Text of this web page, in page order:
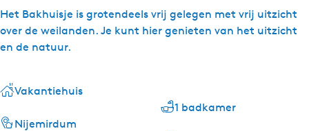
Het Bakhuisje is grotendeels vrij gelegen met vrij uitzicht
over de weilanden. Je kunt hier genieten van het uitzicht
en de natuur.
Vakantiehuis
Nijemirdum
1 badkamer